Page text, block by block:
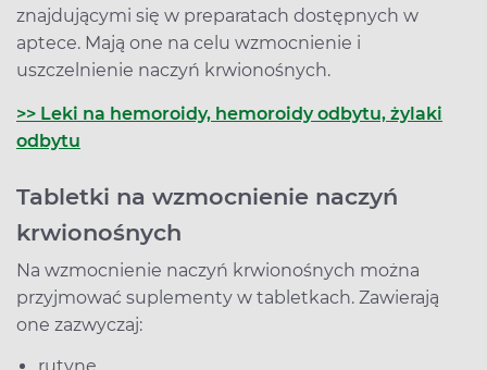
znajdującymi się w preparatach dostępnych w
aptece. Mają one na celu wzmocnienie i
uszczelnienie naczyń krwionośnych.
>> Leki na hemoroidy, hemoroidy odbytu, żylaki
odbytu
Tabletki na wzmocnienie naczyń
krwionośnych
Na wzmocnienie naczyń krwionośnych można
przyjmować suplementy w tabletkach. Zawierają
one zazwyczaj: